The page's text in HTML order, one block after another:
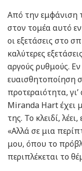
Από την εμφάνιση
στον τομέα αυτό
οι εξετάσεις στο
καλύτερες
αργούς ρυθμούς.
ευαισθητοποίηση
προτεραιότητα,
Miranda Hart έχει
της. Το κλειδί,
«Αλλά σε μια
μου, όπου το
περιπλέκεται το